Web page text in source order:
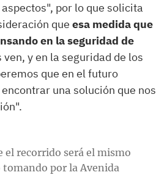
por lo que solicita
que esa medida que
en la seguridad de
ven, y en la seguridad de los
que en el futuro
una solución que nos
el recorrido será el mismo
tomando por la Avenida